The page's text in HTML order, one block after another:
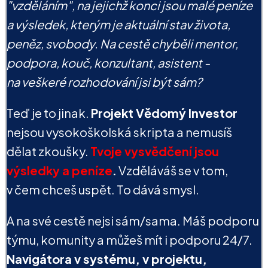
"vzděláním", na jejichž konci jsou malé peníze
a výsledek, kterým je aktuální stav života,
peněz, svobody. Na cestě chyběli mentor,
podpora, kouč, konzultant, asistent -
na veškeré rozhodování jsi být sám?
Teď je to jinak. Projekt Vědomý Investor
nejsou vysokoškolská skripta a nemusíš
dělat zkoušky. Tvoje vysvědčení jsou
výsledky a peníze. Vzděláváš se v tom,
v čem chceš uspět. To dává smysl.
A na své cestě nejsi sám/sama. Máš podporu
týmu, komunity a můžeš mít i podporu 24/7.
Navigátora v systému, v projektu,